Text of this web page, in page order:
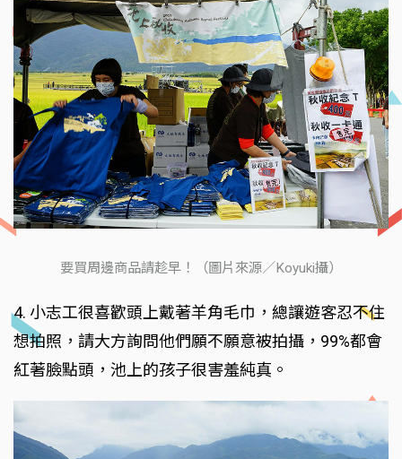
要買周邊商品請趁早！（圖片來源／Koyuki攝）
4. 小志工很喜歡頭上戴著羊角毛巾，總讓遊客忍不住
想拍照，請大方詢問他們願不願意被拍攝，99%都會
紅著臉點頭，池上的孩子很害羞純真。